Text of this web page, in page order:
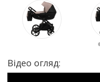
Відео огляд: